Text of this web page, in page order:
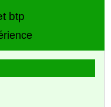
btp